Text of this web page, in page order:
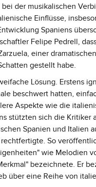
der musikalischen
Einflüsse,
Spaniens
Felipe Pedrell,
einer
gestellt habe.
Lösung. Erstens
beschwert hatten,
Aspekte wie die
stützten sich die Kritiker
Spanien und Italien
So
wie Melodien
bezeichnete. Er
über eine Reihe von